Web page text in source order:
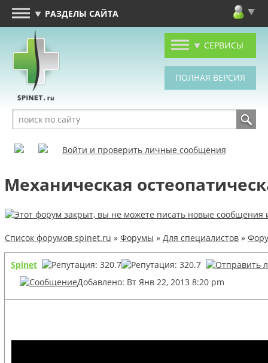
РАЗДЕЛЫ САЙТА
СЕРВИСЫ
Войти и проверить личные сообщения
Механическая
Список форумов spinet.ru » Форумы » Для специалистов »
Spinet
Добавлено: Вт Янв 22, 2013 8:20 pm